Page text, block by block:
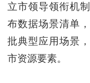
立市领导领衔机
布数据场景清单
批典型应用场景
市资源要素。